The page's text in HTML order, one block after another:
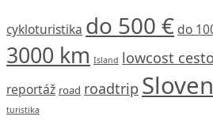
cykloturistika do 500 € do
3000 km Island lowcost
reportáž road roadtrip
turistika